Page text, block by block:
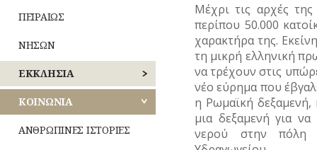
–
(ΓΕΛΟΙΟΓΡΑΦΙΕΣ)
ΛΟΓΟΤΕΧΝΙΑ
–
ΠΟΙΗΣΗ
ΜΟΥΣΙΚΗ
ΠΕΙΡΑΙΩΣ
ΝΗΣΩΝ
ΕΚΚΛΗΣΙΑ
ΝΑΟΙ
–
ΜΟΝΕΣ
ΚΟΙΝΩΝΙΑ
ΑΝΘΡΩΠΙΝΕΣ ΙΣΤΟΡΙΕΣ
Μέχρι τις αρχές
περίπου 50.000
χαρακτήρα της.
τη μικρή ελληνική
να τρέχουν στις
νέο εύρημα που
η Ρωμαϊκή δεξαμενή,
μια δεξαμενή για
νερού στην πόλη